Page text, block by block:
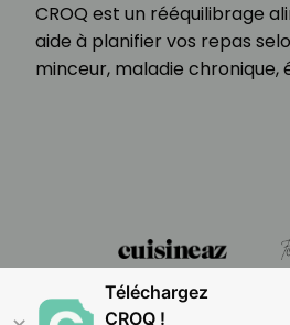
CROQ est un rééquilibrage
aide à planifier vos repas
minceur, maladie chronique,
Téléchargez
CROQ !